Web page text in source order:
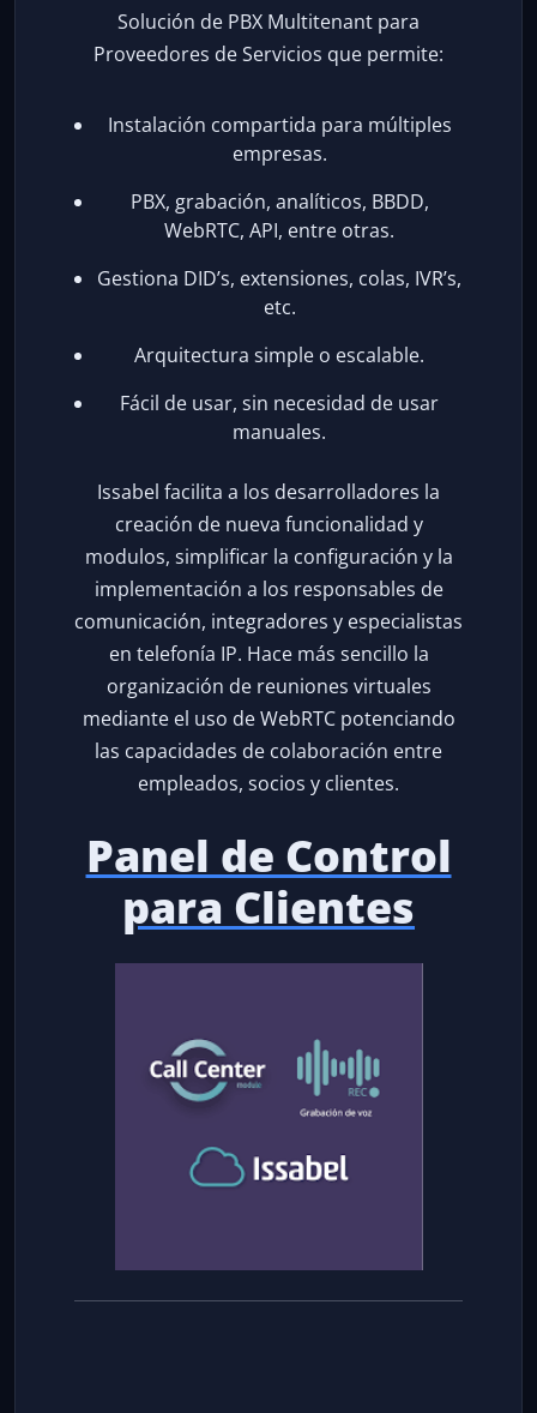
Solución de PBX Multitenant para
Proveedores de Servicios que permite:
Instalación compartida para múltiples
empresas.
PBX, grabación, analíticos, BBDD,
WebRTC, API, entre otras.
Gestiona DID’s, extensiones, colas, IVR’s,
etc.
Arquitectura simple o escalable.
Fácil de usar, sin necesidad de usar
manuales.
Issabel facilita a los desarrolladores la
creación de nueva funcionalidad y
modulos, simplificar la configuración y la
implementación a los responsables de
comunicación, integradores y especialistas
en telefonía IP. Hace más sencillo la
organización de reuniones virtuales
mediante el uso de WebRTC potenciando
las capacidades de colaboración entre
empleados, socios y clientes.
Panel de Control
para Clientes